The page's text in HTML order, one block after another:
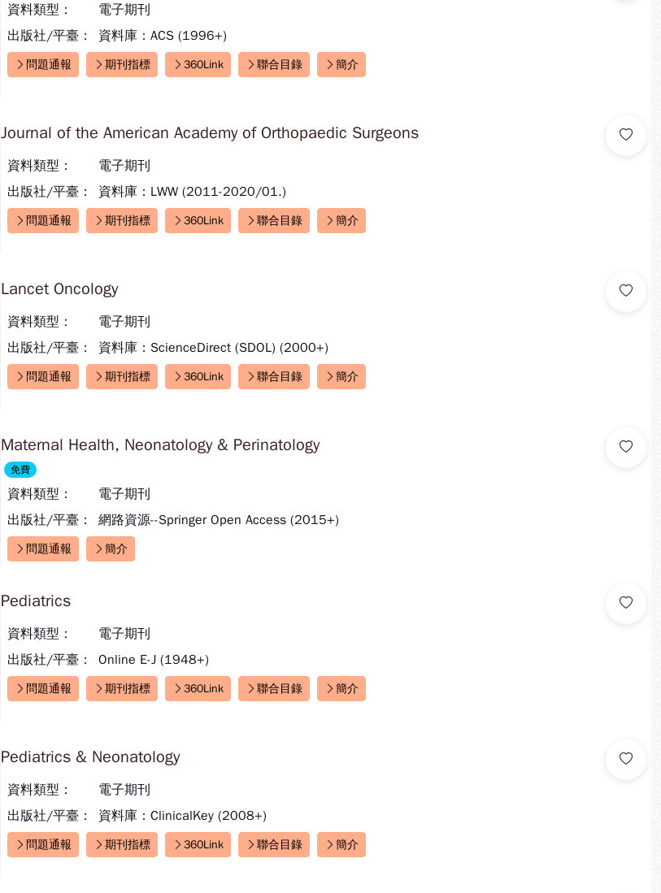
資料類型：
電子期刊
出版社/平臺：
資料庫：ACS (1996+)
快速連結：
問題通報 期刊指標 360Link 聯合目錄 簡介
Journal of the American Academy of Orthopaedic Surgeons
資料類型：
電子期刊
出版社/平臺：
資料庫：LWW (2011-2020/01.)
快速連結：
問題通報 期刊指標 360Link 聯合目錄 簡介
Lancet Oncology
資料類型：
電子期刊
出版社/平臺：
資料庫：ScienceDirect (SDOL) (2000+)
快速連結：
問題通報 期刊指標 360Link 聯合目錄 簡介
Maternal Health, Neonatology & Perinatology
免費
資料類型：
電子期刊
出版社/平臺：
網路資源--Springer Open Access (2015+)
快速連結：
問題通報 簡介
Pediatrics
資料類型：
電子期刊
出版社/平臺：
Online E-J (1948+)
快速連結：
問題通報 期刊指標 360Link 聯合目錄 簡介
Pediatrics & Neonatology
資料類型：
電子期刊
出版社/平臺：
資料庫：ClinicalKey (2008+)
快速連結：
問題通報 期刊指標 360Link 聯合目錄 簡介